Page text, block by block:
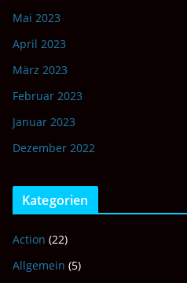
Mai 2023
April 2023
März 2023
Februar 2023
Januar 2023
Dezember 2022
Kategorien
Action (22)
Allgemein (5)